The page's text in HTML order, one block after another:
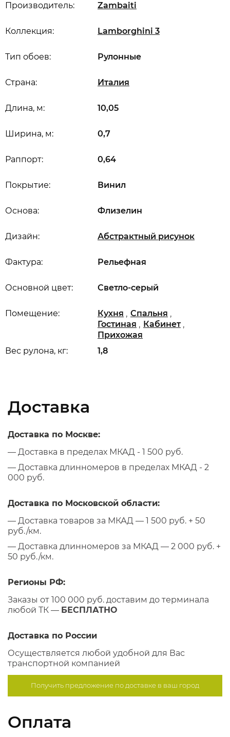
Производитель: Zambaiti
Коллекция: Lamborghini 3
Длина, м: 10,05
Ширина, м: 0,7
Вес рулона, кг: 1,8
Раппорт: 0,64
Основной цвет: Светло-серый
Дизайн: Абстрактный рисунок
Основа: Флизелин
Покрытие: Винил
Помещение: Кухня , Спальня ,
Гостиная , Кабинет ,
Прихожая
Страна: Италия
Тип обоев: Рулонные
Фактура: Рельефная
Доставка
Доставка по Москве:
— Доставка в пределах МКАД - 1 500 руб.
— Доставка длинномеров в пределах МКАД - 2
000 руб.
Доставка по Московской области:
— Доставка товаров за МКАД — 1 500 руб. + 50
руб./км.
— Доставка длинномеров за МКАД — 2 000 руб. +
50 руб./км.
Регионы РФ:
Заказы от 100 000 руб. доставим до терминала
любой ТК — БЕСПЛАТНО
Доставка по России
Осуществляется любой удобной для Вас
транспортной компанией
Получить предложение подоставке в ваш город
Оплата